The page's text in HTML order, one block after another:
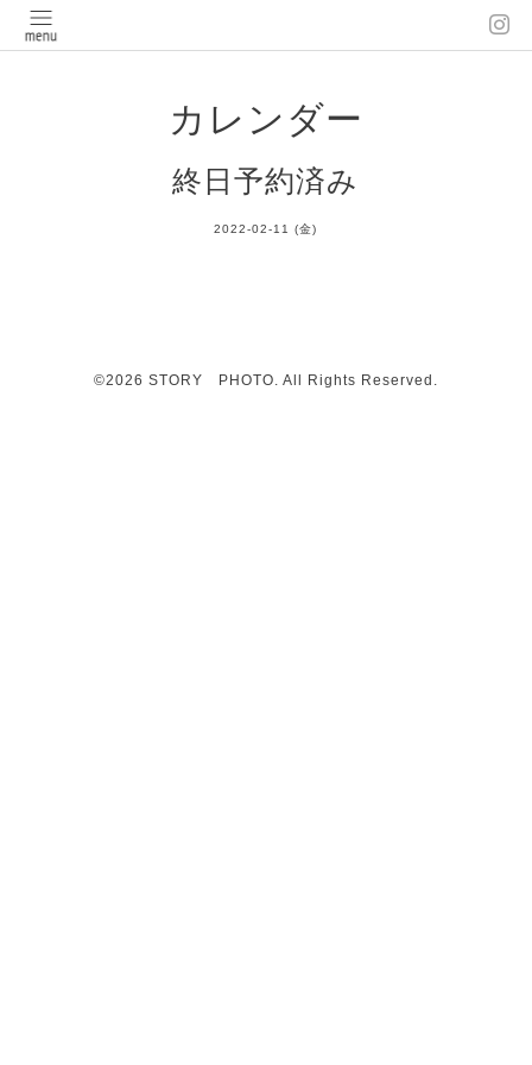
カレンダー
終日予約済み
2022-02-11 (金)
©2026 STORY PHOTO. All Rights Reserved.